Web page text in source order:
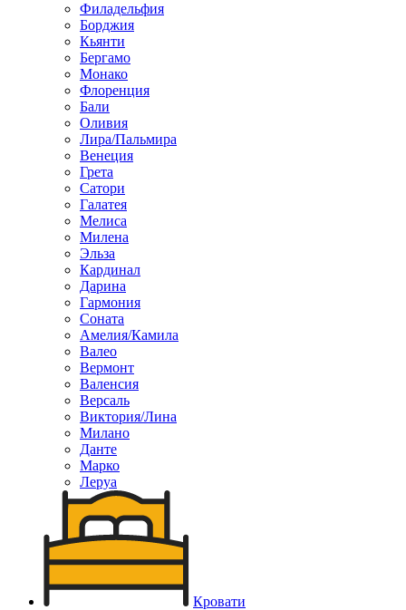
Филадельфия
Борджия
Кьянти
Бергамо
Монако
Флоренция
Бали
Оливия
Лира/Пальмира
Венеция
Грета
Сатори
Галатея
Мелиса
Милена
Эльза
Кардинал
Дарина
Гармония
Соната
Амелия/Камила
Валео
Вермонт
Валенсия
Версаль
Виктория/Лина
Милано
Данте
Марко
Леруа
Кровати